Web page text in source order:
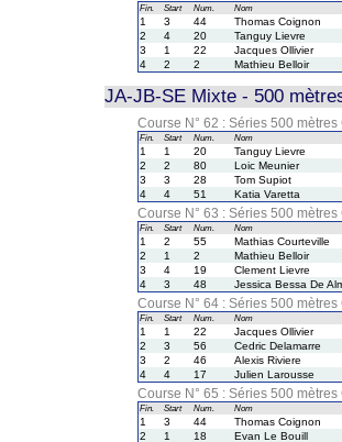
Fin. Start Num. Nom
1 3 44
Thomas Coignon
2
4 20
Tanguy Lievre
3
1 22
Jacques Ollivier
4
2 2 Mathieu Belloir
JA-JB-SE Mixte - 500
Course N° 62 : Séries 500
Fin. Start Num. Nom
1 1 20
Tanguy Lievre
2
2 80
Loic Meunier
3
3 28
Tom Supiot
4
4 51 Katia Varetta
Course N° 63 : Séries 500
Fin. Start Num. Nom
1 2 55
Mathias Courteville
2
1 2
Mathieu Belloir
3
4 19
Clement Lievre
4
3 48 Jessica Bessa De
Course N° 64 : Séries 500
Fin. Start Num. Nom
1 1 22
Jacques Ollivier
2
3 56
Cedric Delamarre
3
2 46
Alexis Riviere
4
4 17 Julien Larousse
Course N° 65 : Séries 500
Fin. Start Num. Nom
1 3 44
Thomas Coignon
2
1 18
Evan Le Bouill